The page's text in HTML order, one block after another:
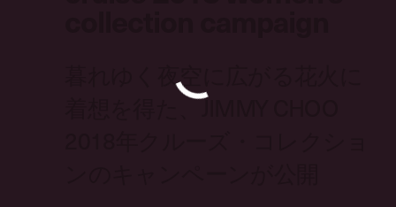
暮れゆく夜空に広がる花火に
着想を得た、JIMMY CHOO